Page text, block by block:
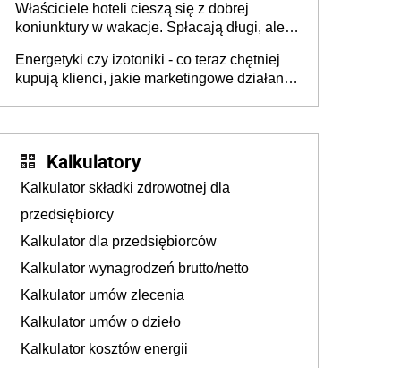
tam, gdzie wielu spędzi urlop po cichu
Właściciele hoteli cieszą się z dobrej
koniunktury w wakacje. Spłacają długi, ale
Energetyki czy izotoniki - co teraz chętniej
kupują klienci, jakie marketingowe działania
Kalkulatory
Kalkulator składki zdrowotnej dla
przedsiębiorcy
Kalkulator dla przedsiębiorców
Kalkulator wynagrodzeń brutto/netto
Kalkulator umów zlecenia
Kalkulator umów o dzieło
Kalkulator kosztów energii